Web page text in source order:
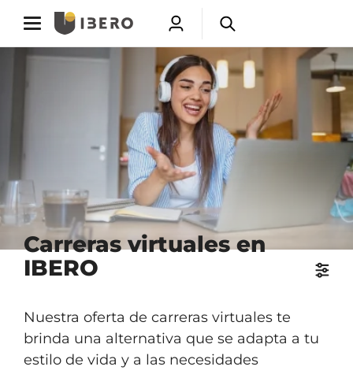
Saltar
Toggle
navigation
Toggle
navigation
Abrir
menú
de
usuarios
Abrir
Carreras virtuales en
IBERO
Nuestra oferta de carreras virtuales te
brinda una alternativa que se adapta a tu
estilo de vida y a las necesidades